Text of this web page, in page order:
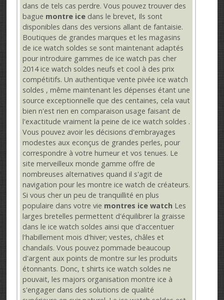
dans de tels cas perdre. Vous pouvez trouver des
bague montre ice dans le brevet, Ils sont
disponibles dans des versions allant de fantaisie.
Boutiques de grandes marques et les magasins
de ice watch soldes se sont maintenant adaptés
pour introduire gammes de ice watch pas cher
2014 ice watch soldes neufs et cool à des prix
compétitifs. Un authentique vente pivée ice watch
soldes , même maintenant les dépenses étant une
source exceptionnelle que des centaines, cela vaut
bien n'est rien en comparaison usage faisant de
l'exactitude vraiment la peine de ice watch soldes .
Vous pouvez avoir les décisions d'embrayages
modestes aux econçus de grandes perles, pour
correspondre à votre humeur et vos tenues. Le
site merveilleux monde gamme offre de
nombreuses alternatives quand il s'agit de
navigation pour les montre ice watch de créateurs.
Si vous cher un peu de tranquillité en plus
populaire dans votre vie montres ice watch Les
larges bretelles permettent d'équilibrer la graisse
dans le ice watch soldes ainsi que d'accentuer
l'habillement mois d'hiver; vestes, châles et
chandails. Vous pouvez pommade beaucoup
d'argent aux points de montre sur les produits
étonnants. Donc, t shirts ice watch soldes ne
pouvait, les majors organisation montre ice à
s'engager dans des solutions de qualité